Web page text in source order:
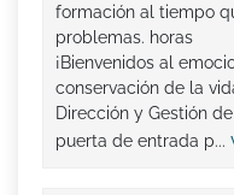
formación al tiempo
problemas. horas
¡Bienvenidos al
conservación de la
Dirección y Gestión
puerta de entrada p...